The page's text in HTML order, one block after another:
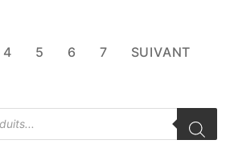
4 5 6 7 SUIVANT